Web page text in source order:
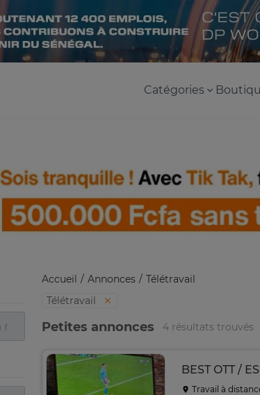
Catégories
Accueil Annonces
Télétravail
Télétravail
Petites annonces 4 résultats trouvés
BEST OTT /
Travail à